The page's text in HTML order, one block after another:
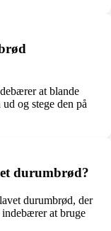
at blande
og stege den på
durumbrød?
durumbrød, der
at bruge